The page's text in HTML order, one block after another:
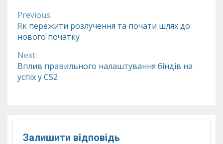
Continue
Reading
Previous:
Як пережити розлучення та почати шлях до
нового початку
Next:
Вплив правильного налаштування біндів на
успіх у CS2
Залишити відповідь